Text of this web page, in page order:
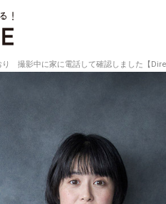
り 撮影中に家に電話して確認しました【